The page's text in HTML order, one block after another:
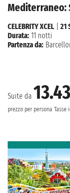
Mediterraneo:
Suite da
prezzo per persona Tasse
CELEBRITY XCEL
21
Durata: 11 notti
Partenza da: